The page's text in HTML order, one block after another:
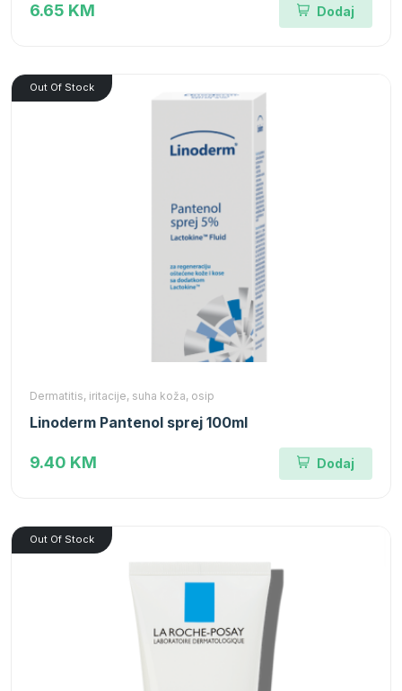
6.65 KM Dodaj
Out Of Stock
Dermatitis, iritacije, suha koža, osip
Linoderm Pantenol sprej 100ml
9.40 KM Dodaj
Out Of Stock